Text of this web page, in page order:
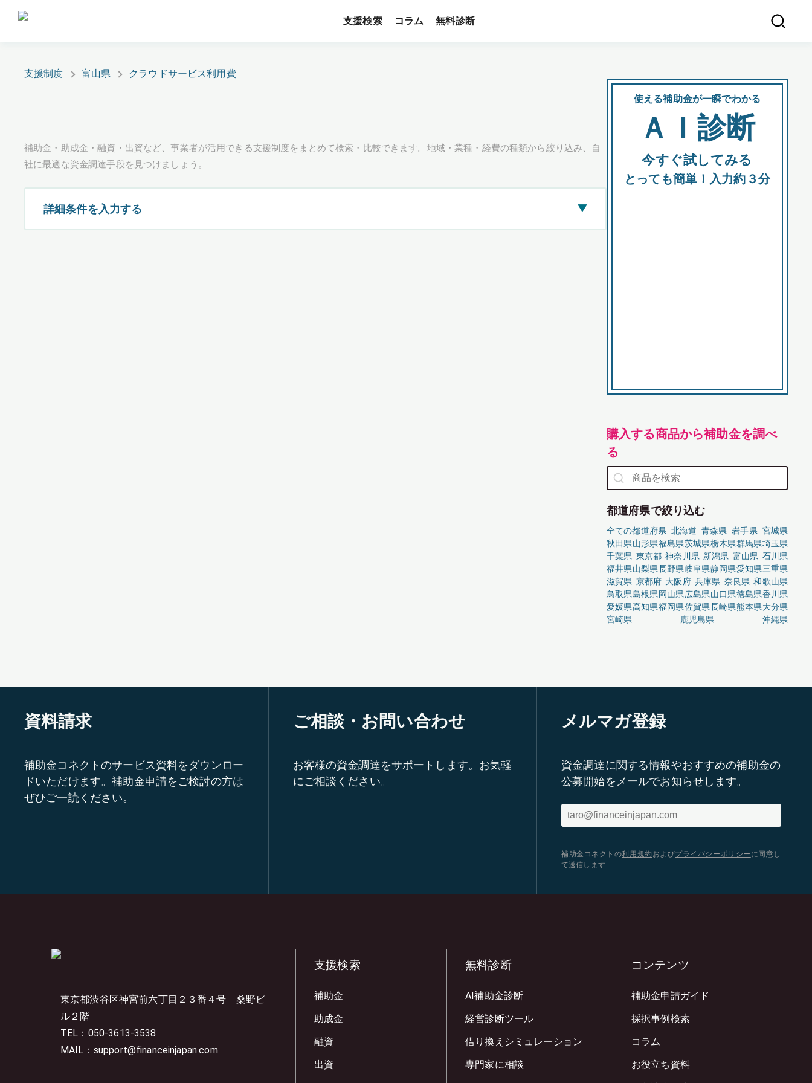
支援検索 コラム 無料診断
支援制度 富山県 クラウドサービス利用費
補助金・助成金・融資・出資など、事業者が活用できる支援制度をまとめて検索・比較できます。地域・業種・経費の種類から絞り込み、自
社に最適な資金調達手段を見つけましょう。
詳細条件を入力する ▶
使える補助金が一瞬でわかる
ＡＩ診断
今すぐ試してみる
とっても簡単！入力約３分
購入する商品から補助金を調べ
る
都道府県で絞り込む
全ての都道府県 北海道 青森県 岩手県 宮城県
秋田県山形県福島県茨城県栃木県群馬県埼玉県
千葉県 東京都 神奈川県 新潟県 富山県 石川県
福井県山梨県長野県岐阜県静岡県愛知県三重県
滋賀県 京都府 大阪府 兵庫県 奈良県 和歌山県
鳥取県島根県岡山県広島県山口県徳島県香川県
愛媛県高知県福岡県佐賀県長崎県熊本県大分県
宮崎県
鹿児島県 沖縄県
資料請求
補助金コネクトのサービス資料をダウンロー
ドいただけます。補助金申請をご検討の方は
ぜひご一読ください。
ご相談・お問い合わせ
お客様の資金調達をサポートします。お気軽
にご相談ください。
メルマガ登録
資金調達に関する情報やおすすめの補助金の
公募開始をメールでお知らせします。
補助金コネクトの利用規約 およびプライバシーポリシー に同意し
て送信します
東京都渋谷区神宮前六丁目２３番４号 桑野ビ
ル２階
TEL：050-3613-3538
MAIL：support@financeinjapan.com
支援検索
補助金
助成金
融資
出資
無料診断
AI補助金診断
経営診断ツール
借り換えシミュレーション
専門家に相談
コンテンツ
補助金申請ガイド
採択事例検索
コラム
お役立ち資料